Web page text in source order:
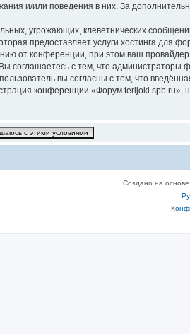
и/или поведения в них. За
угрожающих, клеветнических
предоставляет услуги хостинга
от конференции, при этом ваш
соглашаетесь с тем, что
вы согласны с тем, что
конференции «Форум terijoki.spb.ru»,
Создано на основе